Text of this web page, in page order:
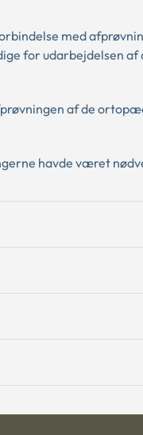
med
for udarbejdelsen
af de
havde været